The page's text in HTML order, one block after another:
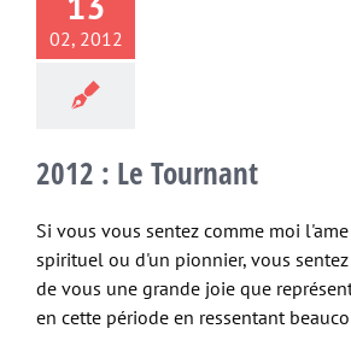
02, 2012
2012 : Le Tournant
Si vous vous sentez comme moi
spirituel ou d'un pionnier, vous
de vous une grande joie que
en cette période en ressentant